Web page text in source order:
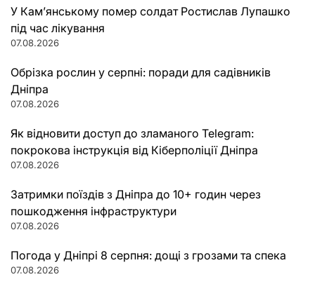
У Кам’янському помер солдат Ростислав Лупашко
під час лікування
07.08.2026
Обрізка рослин у серпні: поради для садівників
Дніпра
07.08.2026
Як відновити доступ до зламаного Telegram:
покрокова інструкція від Кіберполіції Дніпра
07.08.2026
Затримки поїздів з Дніпра до 10+ годин через
пошкодження інфраструктури
07.08.2026
Погода у Дніпрі 8 серпня: дощі з грозами та спека
07.08.2026